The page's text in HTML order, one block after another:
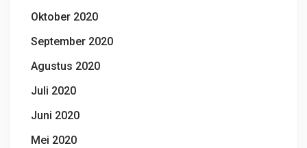
Oktober 2020
September 2020
Agustus 2020
Juli 2020
Juni 2020
Mei 2020